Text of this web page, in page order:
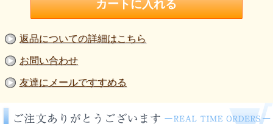
返品についての詳細はこちら
お問い合わせ
友達にメールですすめる